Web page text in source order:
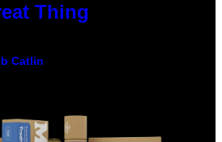
Thing
Catlin